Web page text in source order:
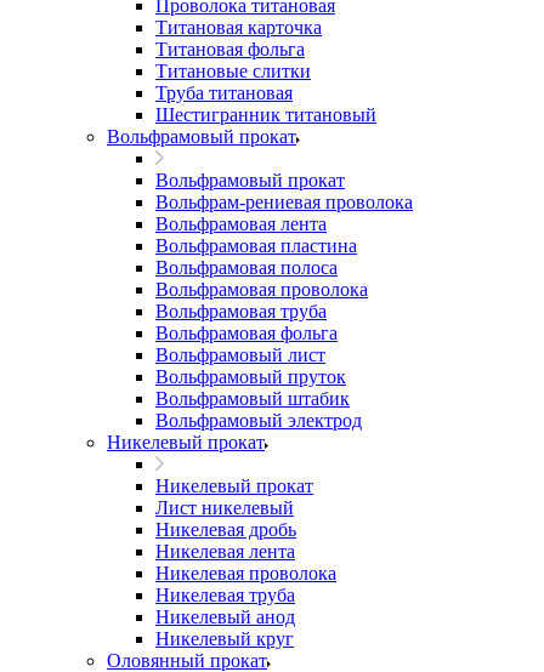
Проволока титановая
Титановая карточка
Титановая фольга
Титановые слитки
Труба титановая
Шестигранник титановый
Вольфрамовый прокат
Вольфрамовый прокат
Вольфрам-рениевая проволока
Вольфрамовая лента
Вольфрамовая пластина
Вольфрамовая полоса
Вольфрамовая проволока
Вольфрамовая труба
Вольфрамовая фольга
Вольфрамовый лист
Вольфрамовый пруток
Вольфрамовый штабик
Вольфрамовый электрод
Никелевый прокат
Никелевый прокат
Лист никелевый
Никелевая дробь
Никелевая лента
Никелевая проволока
Никелевая труба
Никелевый анод
Никелевый круг
Оловянный прокат